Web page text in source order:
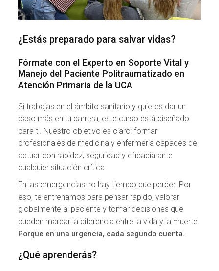
¿Estás preparado para salvar vidas?
Fórmate con el Experto en Soporte Vital y
Manejo del Paciente Politraumatizado en
Atención Primaria de la UCA
Si trabajas en el ámbito sanitario y quieres dar un
paso más en tu carrera, este curso está diseñado
para ti. Nuestro objetivo es claro: formar
profesionales de medicina y enfermería capaces de
actuar con rapidez, seguridad y eficacia ante
cualquier situación crítica.
En las emergencias no hay tiempo que perder. Por
eso, te entrenamos para pensar rápido, valorar
globalmente al paciente y tomar decisiones que
pueden marcar la diferencia entre la vida y la muerte.
Porque en una urgencia, cada segundo cuenta.
¿Qué aprenderás?